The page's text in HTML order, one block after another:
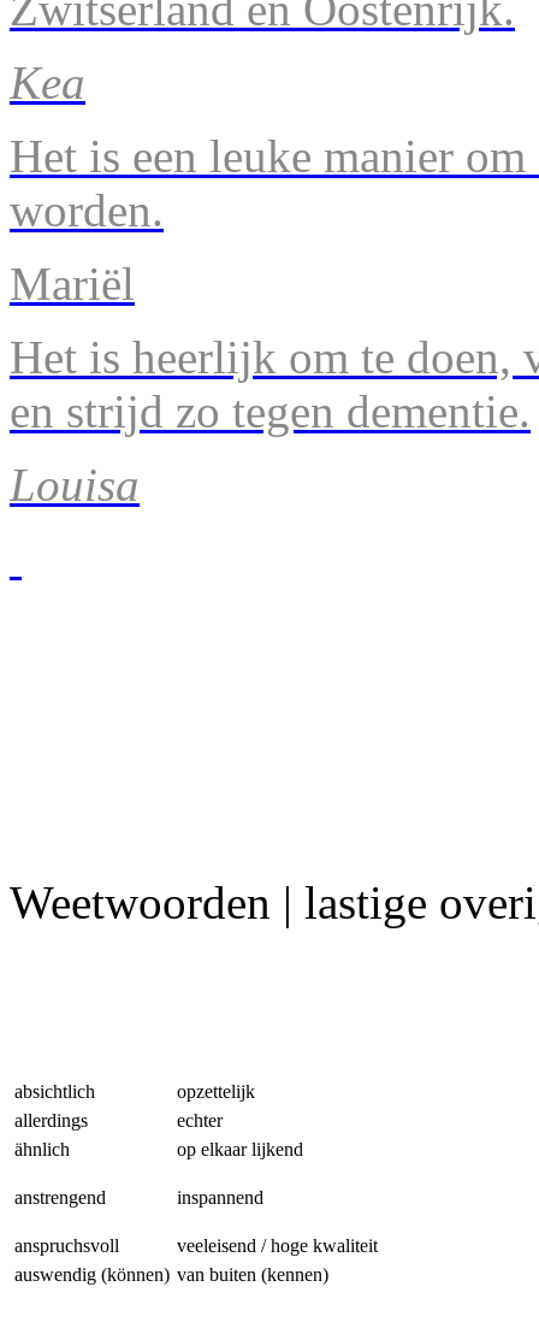
Kea
Het is een leuke manier
worden.
Mariël
Het is heerlijk om te doen,
en strijd zo tegen dementie.
Louisa
Weetwoorden | lastige
absichtlich
opzettelijk
allerdings
echter
ähnlich
op elkaar lijkend
anstrengend inspannend
anspruchsvoll
veeleisend / hoge kwaliteit
auswendig (können) van buiten (kennen)